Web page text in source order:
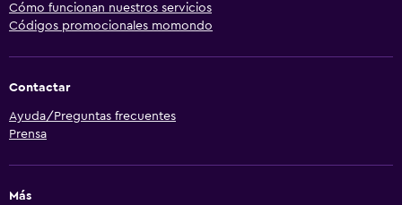
Cómo funcionan nuestros servicios
Códigos promocionales momondo
Contactar
Ayuda/Preguntas frecuentes
Prensa
Más